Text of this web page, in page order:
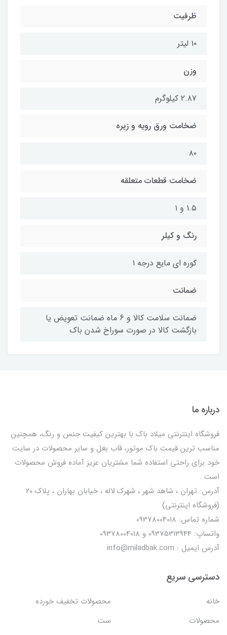
ظرفیت
۱۰ لیتر
وزن
۲.۸۷ کیلوگرم
ضخامت ورق رویه و زیره
۸۰
ضخامت قطعات متعلقه
۱.۵ و ۱
رنگ و کیلر
کوره ای مایع درجه ۱
ضمانت
ضمانت سلامت کالا و 6 ماه ضمانت تعویض یا
بازگشت کالا در صورت سوراخ شدن باک
درباره ما
فروشگاه اینترنتی میلاد باک با بهترین کیفیت جنس و رنگ، همچنین
مناسب ترین قیمت باک موتور، قاب بغل و سایر محصولات در سایت
خود برای راحتی استفاده شما مشتریان عزیز آماده فروش محصولات
است .
آدرس: تهران ، شاهد شهر ، شهرک لاله ، خیابان بهاران ، پلاک ۲۰
(فروشگاه اینترنتی)
شماره تماس: 09378004018
واتساپ: 09375313944 و 09378004018
آدرس ایمیل : info@miladbak.com
دسترسی سریع
خانه
محصولات تخفیف خورده
محصولات
ست